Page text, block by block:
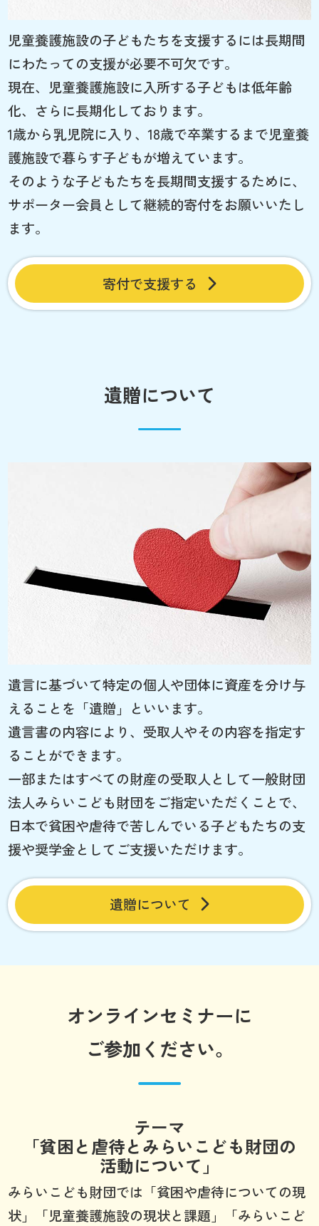
児童養護施設の子どもたちを支援するには長期間
にわたっての支援が必要不可欠です。
現在、児童養護施設に入所する子どもは低年齢
化、さらに長期化しております。
1歳から乳児院に入り、18歳で卒業するまで児童養
護施設で暮らす子どもが増えています。
そのような子どもたちを長期間支援するために、
サポーター会員として継続的寄付をお願いいたし
ます。
寄付で支援する
遺贈について
遺言に基づいて特定の個人や団体に資産を分け与
えることを「遺贈」といいます。
遺言書の内容により、受取人やその内容を指定す
ることができます。
一部またはすべての財産の受取人として一般財団
法人みらいこども財団をご指定いただくことで、
日本で貧困や虐待で苦しんでいる子どもたちの支
援や奨学金としてご支援いただけます。
遺贈について
オンラインセミナーに
ご参加ください。
テーマ
「貧困と虐待とみらいこども財団の
活動について」
みらいこども財団では「貧困や虐待についての現
状」「児童養護施設の現状と課題」「みらいこど